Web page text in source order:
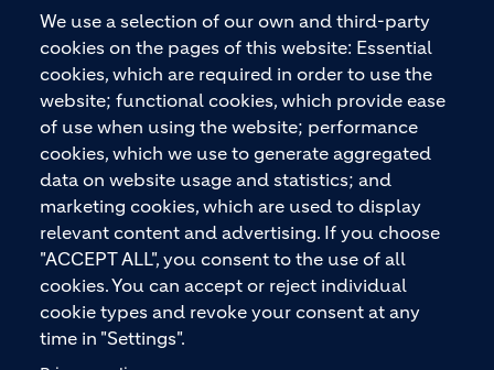
We use a selection of our own and third-party
cookies on the pages of this website: Essential
cookies, which are required in order to use the
website; functional cookies, which provide ease
of use when using the website; performance
cookies, which we use to generate aggregated
data on website usage and statistics; and
marketing cookies, which are used to display
relevant content and advertising. If you choose
"ACCEPT ALL", you consent to the use of all
cookies. You can accept or reject individual
cookie types and revoke your consent at any
time in "Settings".
KONTAKTIEREN SIE UNS
2026“ ausgezeichnet. Holcim bietet hochwertige
Baustoffe und integrierte Baulösungen für den
gesamten Bauprozess – vom Fundament über den
Boden bis zu Wänden und Dächern – mit
Premiummarken wie ECOPact, ECOPlanet,
ECOCycle und Ytong.